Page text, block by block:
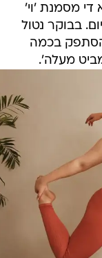
די מסמנת 'וי'
בבוקר נטול
בכמה
מעלה'.